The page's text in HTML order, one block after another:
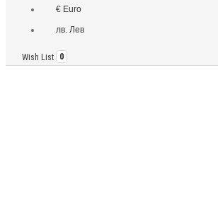
€ Euro
лв. Лев
Wish List 0